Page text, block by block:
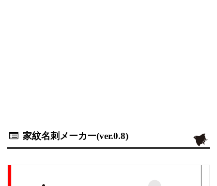
家紋名刺メーカー(ver.0.8)